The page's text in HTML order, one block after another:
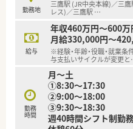
【こんな方にオススメ】
■ワークライフバランス
環境で仕事とプライベー
■患者様との対話を楽し
に寄り添った医療を提供
■数字やノルマに縛られず
て落ち着いて働きたいと
【法人特徴について】
■東京と埼玉に12店舗を
勤務地
三鷹駅 (JR中央本線)／三
レス)／三鷹駅 …
給与
年収460万円～600万
月給330,000円～
※経験・年齢・役職・就業
与支払いサイクルが変更と
勤務
時間
月～土
①8:30～17:30
②9:00～18:00
③9:30～18:30
週40時間シフト制勤